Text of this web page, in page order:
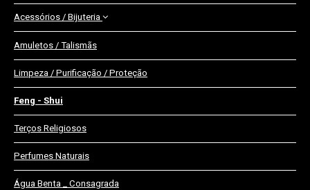
Acessórios / Bijuteria
Pulseiras
Colares
Porta-Chaves
Amuletos / Talismãs
Limpeza / Purificação / Proteção
Feng - Shui
Terços Religiosos
Perfumes Naturais
Água Benta _ Consagrada